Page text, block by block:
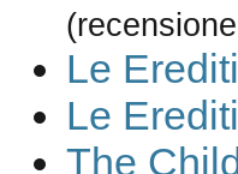
Le
Le
The